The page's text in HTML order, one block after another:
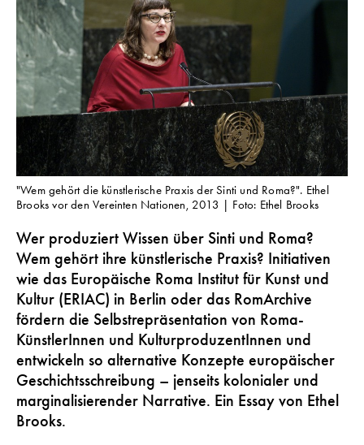
"Wem gehört die künstlerische Praxis der Sinti und Roma?". Ethel
Brooks vor den Vereinten Nationen, 2013 | Foto: Ethel Brooks
Wer produziert Wissen über Sinti und Roma?
Wem gehört ihre künstlerische Praxis? Initiativen
wie das Europäische Roma Institut für Kunst und
Kultur (ERIAC) in Berlin oder das RomArchive
fördern die Selbstrepräsentation von Roma-
KünstlerInnen und KulturproduzentInnen und
entwickeln so alternative Konzepte europäischer
Geschichtsschreibung – jenseits kolonialer und
marginalisierender Narrative. Ein Essay von Ethel
Brooks.